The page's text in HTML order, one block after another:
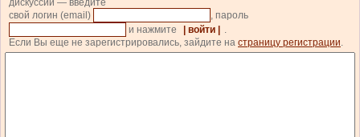
дискуссии — введите
свой логин (email)
, пароль
и нажмите
| войти |
.
Если Вы еще не зарегистрировались, зайдите на страницу регистрации.